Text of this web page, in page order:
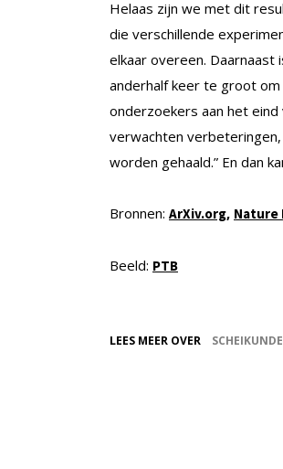
Helaas zijn we met dit
die verschillende
elkaar overeen. Daarnaast
anderhalf keer te groot om
onderzoekers aan het eind
verwachten
worden gehaald.” En dan
Bronnen: ArXiv.org, Nature
Beeld: PTB
LEES MEER OVER SCHEIKUNDE